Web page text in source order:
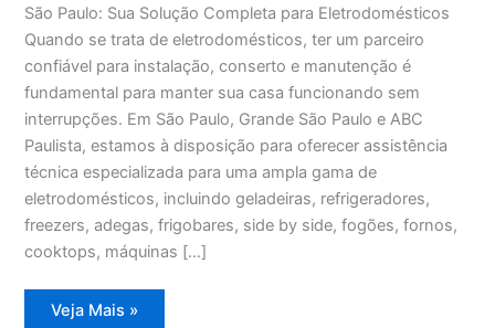
São Paulo: Sua Solução Completa para Eletrodomésticos
Quando se trata de eletrodomésticos, ter um parceiro
confiável para instalação, conserto e manutenção é
fundamental para manter sua casa funcionando sem
interrupções. Em São Paulo, Grande São Paulo e ABC
Paulista, estamos à disposição para oferecer assistência
técnica especializada para uma ampla gama de
eletrodomésticos, incluindo geladeiras, refrigeradores,
freezers, adegas, frigobares, side by side, fogões, fornos,
cooktops, máquinas […]
Assistência
Veja Mais »